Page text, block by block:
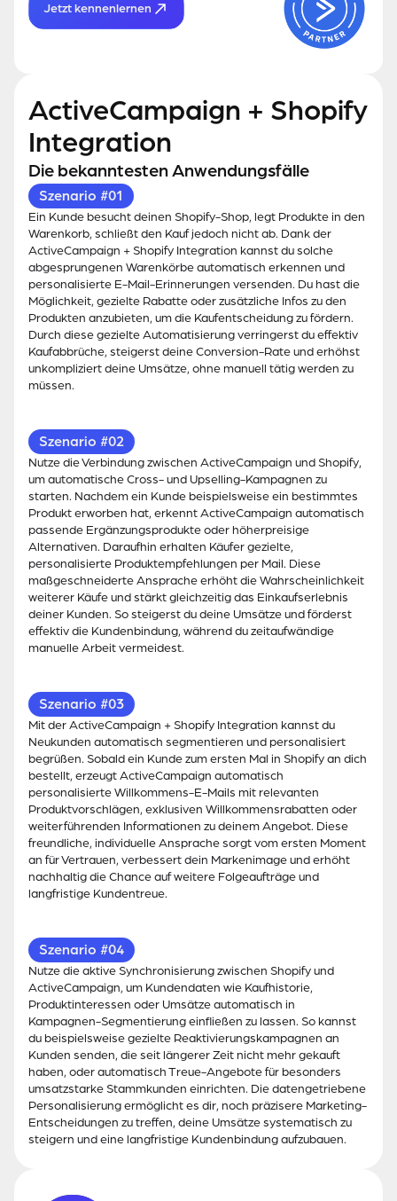
Jetzt kennenlernen
ActiveCampaign + Shopify
Integration
Die bekanntesten Anwendungsfälle
Szenario #01
Ein Kunde besucht deinen Shopify-Shop, legt Produkte in den
Warenkorb, schließt den Kauf jedoch nicht ab. Dank der
ActiveCampaign + Shopify Integration kannst du solche
abgesprungenen Warenkörbe automatisch erkennen und
personalisierte E-Mail-Erinnerungen versenden. Du hast die
Möglichkeit, gezielte Rabatte oder zusätzliche Infos zu den
Produkten anzubieten, um die Kaufentscheidung zu fördern.
Durch diese gezielte Automatisierung verringerst du effektiv
Kaufabbrüche, steigerst deine Conversion-Rate und erhöhst
unkompliziert deine Umsätze, ohne manuell tätig werden zu
müssen.
Szenario #02
Nutze die Verbindung zwischen ActiveCampaign und Shopify,
um automatische Cross- und Upselling-Kampagnen zu
starten. Nachdem ein Kunde beispielsweise ein bestimmtes
Produkt erworben hat, erkennt ActiveCampaign automatisch
passende Ergänzungsprodukte oder höherpreisige
Alternativen. Daraufhin erhalten Käufer gezielte,
personalisierte Produktempfehlungen per Mail. Diese
maßgeschneiderte Ansprache erhöht die Wahrscheinlichkeit
weiterer Käufe und stärkt gleichzeitig das Einkaufserlebnis
deiner Kunden. So steigerst du deine Umsätze und förderst
effektiv die Kundenbindung, während du zeitaufwändige
manuelle Arbeit vermeidest.
Szenario #03
Mit der ActiveCampaign + Shopify Integration kannst du
Neukunden automatisch segmentieren und personalisiert
begrüßen. Sobald ein Kunde zum ersten Mal in Shopify an dich
bestellt, erzeugt ActiveCampaign automatisch
personalisierte Willkommens-E-Mails mit relevanten
Produktvorschlägen, exklusiven Willkommensrabatten oder
weiterführenden Informationen zu deinem Angebot. Diese
freundliche, individuelle Ansprache sorgt vom ersten Moment
an für Vertrauen, verbessert dein Markenimage und erhöht
nachhaltig die Chance auf weitere Folgeaufträge und
langfristige Kundentreue.
Szenario #04
Nutze die aktive Synchronisierung zwischen Shopify und
ActiveCampaign, um Kundendaten wie Kaufhistorie,
Produktinteressen oder Umsätze automatisch in
Kampagnen-Segmentierung einfließen zu lassen. So kannst
du beispielsweise gezielte Reaktivierungskampagnen an
Kunden senden, die seit längerer Zeit nicht mehr gekauft
haben, oder automatisch Treue-Angebote für besonders
umsatzstarke Stammkunden einrichten. Die datengetriebene
Personalisierung ermöglicht es dir, noch präzisere Marketing-
Entscheidungen zu treffen, deine Umsätze systematisch zu
steigern und eine langfristige Kundenbindung aufzubauen.